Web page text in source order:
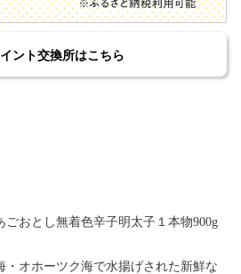
ント交換所はこちら
おとし無着色辛子明太子１本物900g
・オホーツク海で水揚げされた新鮮な